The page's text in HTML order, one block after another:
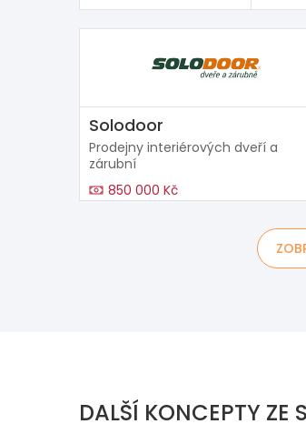
Solodoor
Prodejny interiérových dveří a
zárubní
850 000 Kč
DALŠÍ KONCEPTY ZE